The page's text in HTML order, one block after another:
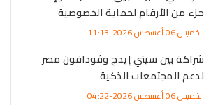
جزء من الأرقام لحماية الخصوصية
الخميس 06 أغسطس 2026-11:13
شراكة بين سيتي إيدج وڤودافون مصر
لدعم المجتمعات الذكية
الخميس 06 أغسطس 2026-04:22